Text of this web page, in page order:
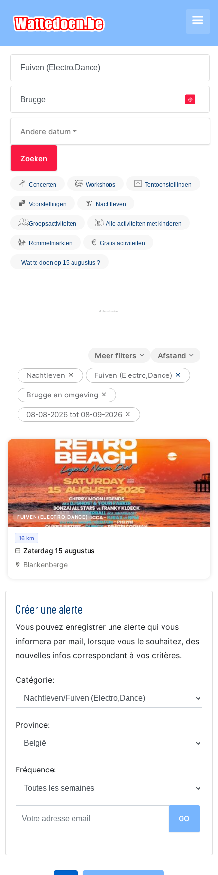
Andere datum
Concerten Workshops Tentoonstellingen
Voorstellingen Nachtleven
Groepsactiviteiten Alle activiteiten met kinderen
Rommelmarkten € Gratis activiteiten
Wat te doen op 15 augustus ?
Afstand
Meer filters
Nachtleven Fuiven (Electro,Dance)
Brugge en omgeving
08-08-2026 tot 08-09-2026
FUIVEN (ELECTRO,DANCE)
Retro Beach
16 km
Zaterdag 15 augustus
Blankenberge
Créer une alerte
Vous pouvez enregistrer une alerte qui vous
informera par mail, lorsque vous le souhaitez, des
nouvelles infos correspondant à vos critères.
Catégorie:
Province:
Fréquence: